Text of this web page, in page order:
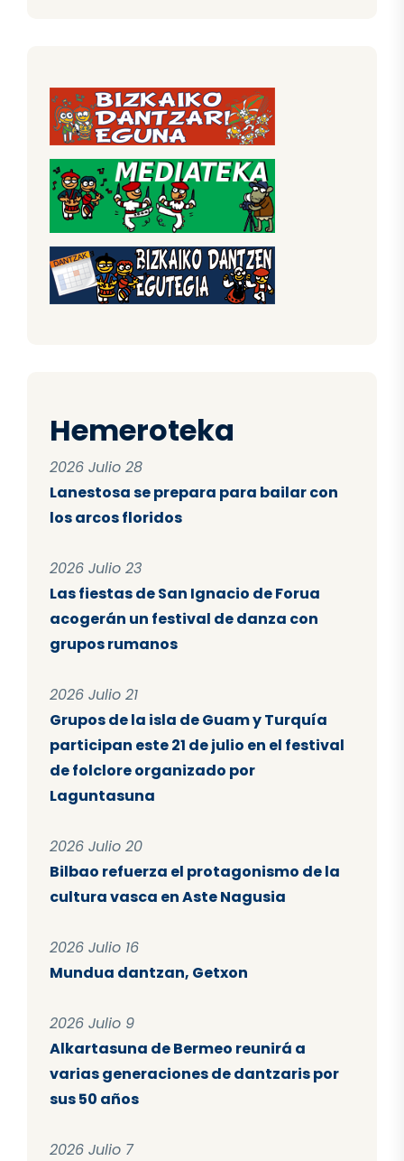
Hemeroteka
2026 Julio 28
Lanestosa se prepara para bailar con
los arcos floridos
2026 Julio 23
Las fiestas de San Ignacio de Forua
acogerán un festival de danza con
grupos rumanos
2026 Julio 21
Grupos de la isla de Guam y Turquía
participan este 21 de julio en el festival
de folclore organizado por
Laguntasuna
2026 Julio 20
Bilbao refuerza el protagonismo de la
cultura vasca en Aste Nagusia
2026 Julio 16
Mundua dantzan, Getxon
2026 Julio 9
Alkartasuna de Bermeo reunirá a
varias generaciones de dantzaris por
sus 50 años
2026 Julio 7